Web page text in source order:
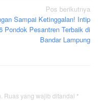
Pos berikutnya
Sampai Ketinggalan! Intip
Pondok Pesantren Terbaik di
Bandar Lampung
Ruas yang wajib ditandai *